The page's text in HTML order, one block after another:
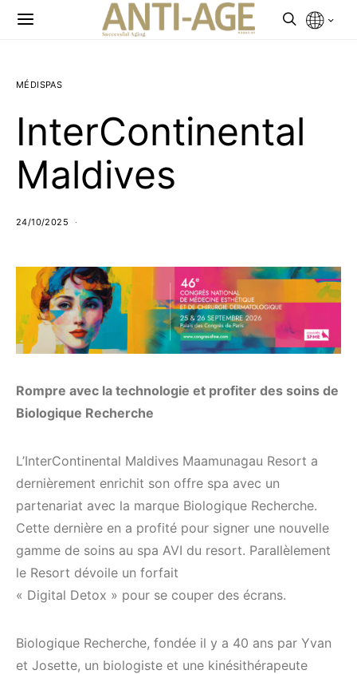
MÉDISPAS
InterContinental
Maldives
24/10/2025
Rompre avec la technologie et profiter des soins de
Biologique Recherche
L’InterContinental Maldives Maamunagau Resort a
dernièrement enrichit son offre spa avec un
partenariat avec la marque Biologique Recherche.
Cette dernière en a profité pour signer une nouvelle
gamme de soins au spa AVI du resort. Parallèlement
le Resort dévoile un forfait
« Digital Detox » pour se couper des écrans.
Biologique Recherche, fondée il y a 40 ans par Yvan
et Josette, un biologiste et une kinésithérapeute